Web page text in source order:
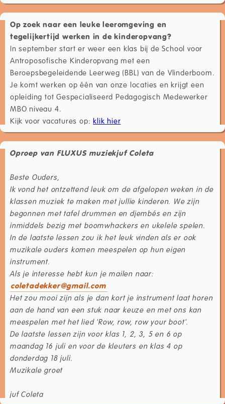
Op zoek naar een leuke leeromgeving en
tegelijkertijd werken in de kinderopvang?
In september start er weer een klas bij de School voor
Antroposofische Kinderopvang met een
Beroepsbegeleidende Leerweg (BBL) van de Vlinderboom.
Je komt werken op één van onze locaties en krijgt een
opleiding tot Gespecialiseerd Pedagogisch Medewerker
MBO niveau 4.
Kijk voor vacatures op:klik hier
Oproep van FLUXUS muziekjuf Coleta
Beste Ouders,
Ik vond het ontzettend leuk om de afgelopen weken in de
klassen muziek te maken met jullie kinderen. We zijn
begonnen met tafel drummen en djembés en zijn
inmiddels bezig met boomwhackers en ukelele spelen.
In de laatste lessen zou ik het leuk vinden als er ook
muzikale ouders komen meespelen op hun eigen
instrument.
Als je interesse hebt kun je mailen naar:
coletadekker@gmail.com
Het zou mooi zijn als je dan kort je instrument laat horen
aan de hand van een stuk naar keuze en met ons kan
meespelen met het lied 'Row, row, row your boot'.
De laatste lessen zijn voor klas 1, 2, 3, 5 en 6 op
maandag 16 juli en voor de kleuters en klas 4 op
donderdag 18 juli.
Muzikale groet
juf Coleta